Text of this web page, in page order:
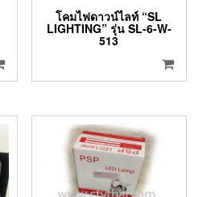
โคมไฟดาวน์ไลท์ “SL
LIGHTING” รุ่น SL-6-W-
513